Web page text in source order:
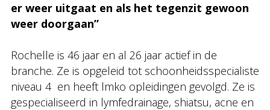
er weer uitgaat en als het tegenzit gewoon
weer doorgaan”
Rochelle is 46 jaar en al 26 jaar actief in de
branche. Ze is opgeleid tot schoonheidsspecialiste
niveau 4 en heeft lmko opleidingen gevolgd. Ze is
gespecialiseerd in lymfedrainage, shiatsu, acne en